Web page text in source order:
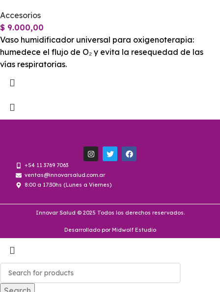
Accesorios
$ 9.000,00
Vaso humidificador universal para oxigenoterapia:
humedece el flujo de O₂ y evita la resequedad de las
vías respiratorias.
+54 11 3769 7063
ventas@innovarsalud.com.ar
8:00 a 17:30hs (Lunes a Viernes)
Innovar Salud © 2025 Todos los derechos reservados.
Desarrollado por Midwolf Estudio